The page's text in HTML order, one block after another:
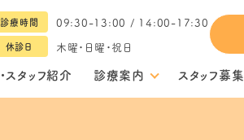
診療時間 09:30-13:00 / 14:00-17:30
休診日 木曜・日曜・祝日
スタッフ紹介 診療案内 スタッフ募集